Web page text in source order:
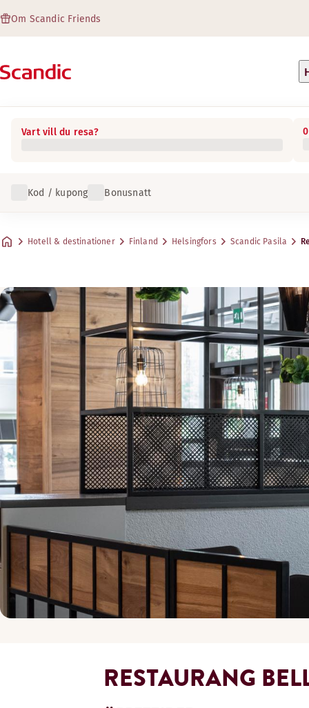
Om Scandic Friends
Vart vill du resa?
Kod / kupong Bonusnatt
Hotell & destinationer Finland Helsingfors Scandic Pasila
RESTAURANG